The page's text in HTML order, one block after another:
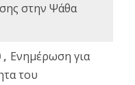
στην Ψάθα
, Ενημέρωση για
του